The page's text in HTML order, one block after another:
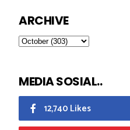
ARCHIVE
MEDIA SOSIAL..
12,740 Likes